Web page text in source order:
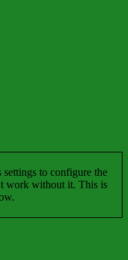
to configure the
work without it. This is